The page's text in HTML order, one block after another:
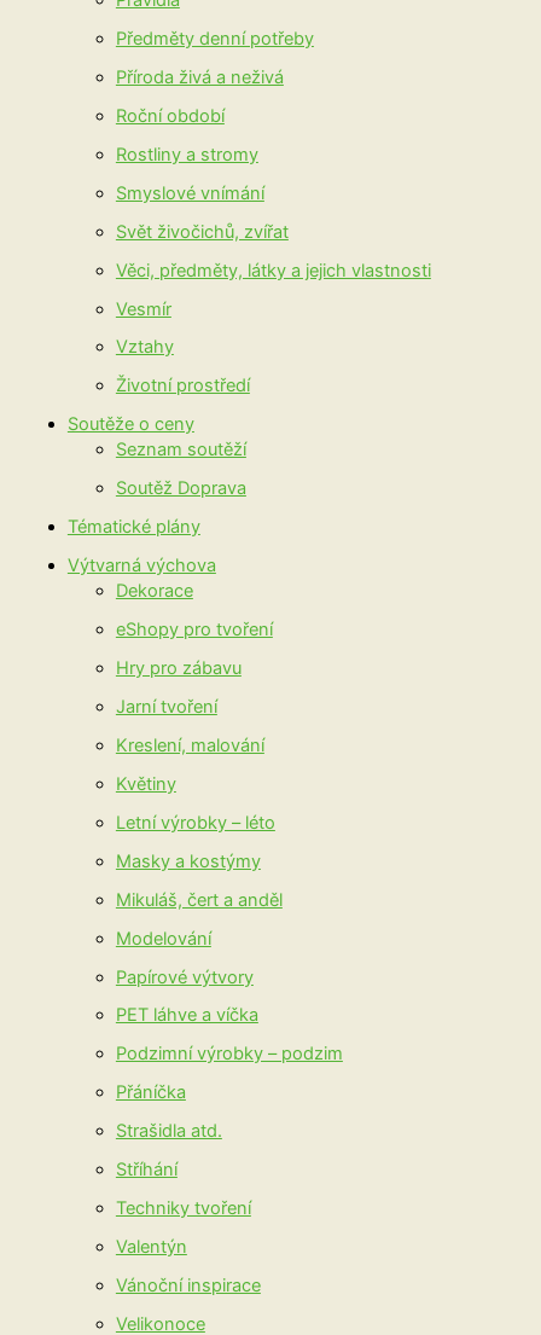
Předměty denní potřeby
Příroda živá a neživá
Roční období
Rostliny a stromy
Smyslové vnímání
Svět živočichů, zvířat
Věci, předměty, látky a jejich vlastnosti
Vesmír
Vztahy
Životní prostředí
Soutěže o ceny
Seznam soutěží
Soutěž Doprava
Tématické plány
Výtvarná výchova
Dekorace
eShopy pro tvoření
Hry pro zábavu
Jarní tvoření
Kreslení, malování
Květiny
Letní výrobky – léto
Masky a kostýmy
Mikuláš, čert a anděl
Modelování
Papírové výtvory
PET láhve a víčka
Podzimní výrobky – podzim
Přáníčka
Strašidla atd.
Stříhání
Techniky tvoření
Valentýn
Vánoční inspirace
Velikonoce